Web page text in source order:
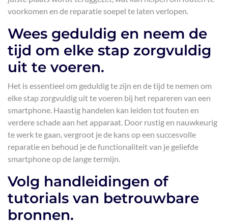
voorkomen en de reparatie soepel te laten verlopen.
Wees geduldig en neem de
tijd om elke stap zorgvuldig
uit te voeren.
Het is essentieel om geduldig te zijn en de tijd te nemen om
elke stap zorgvuldig uit te voeren bij het repareren van een
smartphone. Haastig handelen kan leiden tot fouten en
verdere schade aan het apparaat. Door rustig en nauwkeurig
te werk te gaan, vergroot je de kans op een succesvolle
reparatie en behoud je de functionaliteit van je geliefde
smartphone op de lange termijn.
Volg handleidingen of
tutorials van betrouwbare
bronnen.